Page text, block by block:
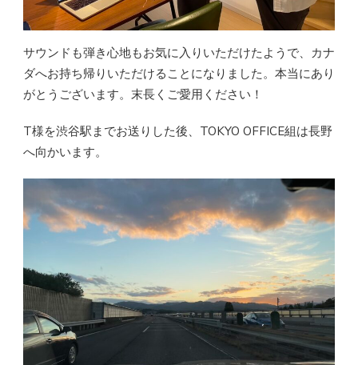
サウンドも弾き心地もお気に入りいただけたようで、カナ
ダへお持ち帰りいただけることになりました。本当にあり
がとうございます。末長くご愛用ください！
T様を渋谷駅までお送りした後、TOKYO OFFICE組は長野
へ向かいます。